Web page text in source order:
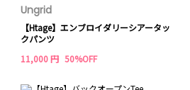
Ungrid
【Htage】エンブロイダリーシアータッ
クパンツ
11,000 円 50%OFF